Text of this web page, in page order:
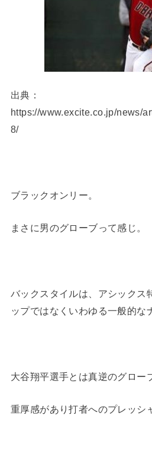
出典：
https://www.excite.co.jp/news/
8/
ブラックオンリー。
まさに男のグローブって感じ。
バックスタイルは、アシックス
ップではなくいわゆる一般的な
大谷翔平選手とは真逆のグロー
重厚感があり打者へのプレッシ